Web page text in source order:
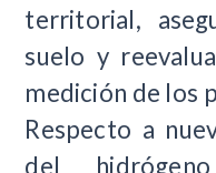
territorial,
suelo y
medición de los
Respecto a
del